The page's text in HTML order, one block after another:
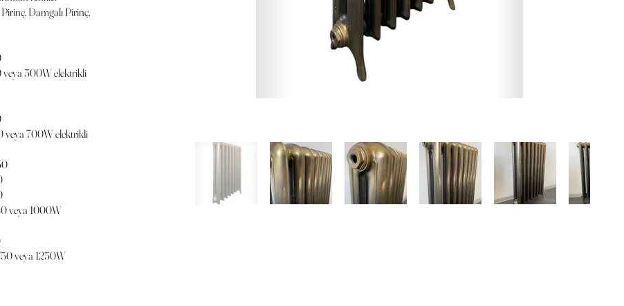
Damgalı Pirinç,
500W elektrikli
veya 700W elektrikli
veya 1000W
veya 1250W